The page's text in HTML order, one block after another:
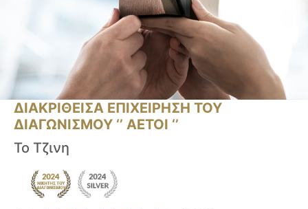
ΔΙΑΚΡΙΘΕΙΣΑ ΕΠΙΧΕΙΡΗΣΗ ΤΟΥ
ΔΙΑΓΩΝΙΣΜΟΥ ‘’ ΑΕΤΟΙ ‘’
Το Τζινη